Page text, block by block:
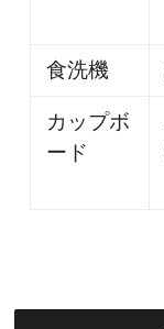
食洗機
カップボ
ード